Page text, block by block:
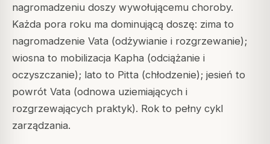
nagromadzeniu doszy wywołującemu choroby.
Każda pora roku ma dominującą doszę: zima to
nagromadzenie Vata (odżywianie i rozgrzewanie);
wiosna to mobilizacja Kapha (odciążanie i
oczyszczanie); lato to Pitta (chłodzenie); jesień to
powrót Vata (odnowa uziemiających i
rozgrzewających praktyk). Rok to pełny cykl
zarządzania.